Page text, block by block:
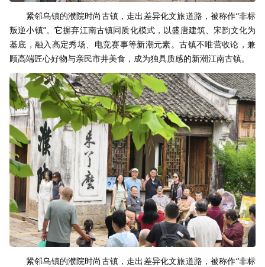
紧邻乌镇的濮院时尚古镇，走出差异化文旅道路，被称作“非标
叛逆小镇”。它摒弃江南古镇同质化模式，以盛唐建筑、宋韵文化为
基底，融入高定秀场、电竞赛事等新潮元素。古镇不唯营收论，兼
顾高端匠心好物与亲民市井美食，成为独具质感的新潮江南古镇。
紧邻乌镇的濮院时尚古镇，走出差异化文旅道路，被称作“非标